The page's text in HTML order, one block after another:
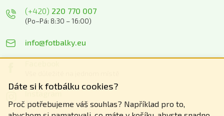
Dáte si k fotbálku cookies?
Proč potřebujeme váš souhlas? Například pro to,
(+420) 220 770 007
(Po–Pá: 8:30 – 16:00)
info@fotbalky.eu
Zážitky z našich akcí